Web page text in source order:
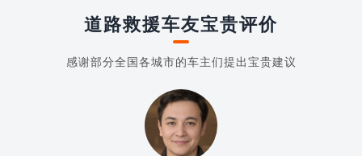
道路救援车友宝贵评价
感谢部分全国各城市的车主们提出宝贵建议